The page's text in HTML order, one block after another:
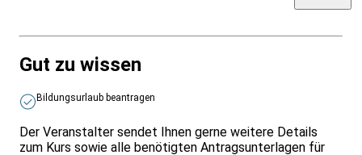
Gut zu wissen
Bildungsurlaub beantragen
Der Veranstalter sendet Ihnen gerne weitere Details
zum Kurs sowie alle benötigten Antragsunterlagen für